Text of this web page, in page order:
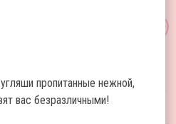
пропитанные нежной,
вас безразличными!